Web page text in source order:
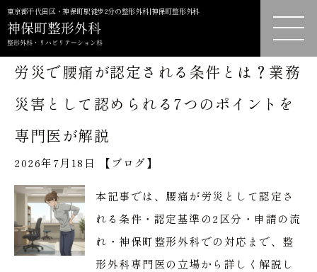
東京都千代田区・神保町駅徒歩2分の整形外科|神保町整形外科
労災で腰痛が認定される条件とは？業務
災害として認められる7つのポイントを
専門医が解説
2026年7月18日 【 ブログ】
本記事では、腰痛が労災として認定さ
れる条件・認定基準の2区分・申請の流
れ・神保町整形外科での対応まで、整
形外科専門医の立場から詳しく解説し